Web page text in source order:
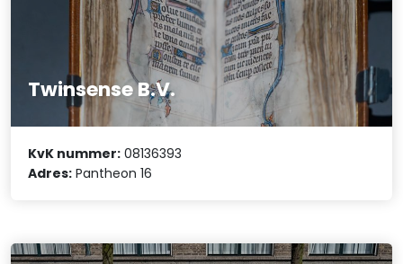
Twinsense B.V.
KvK nummer: 08136393
Adres: Pantheon 16